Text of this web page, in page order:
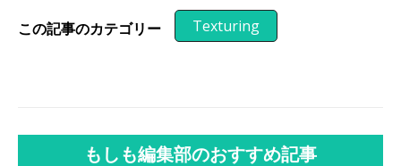
この記事のカテゴリー Texturing
もしも編集部のおすすめ記事